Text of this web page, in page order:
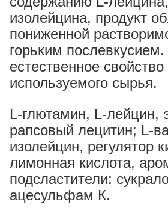
изолейцина, продукт
пониженной
горьким
естественное свойство
используемого сырья.
L-глютамин, L-лейцин,
рапсовый лецитин; L-
изолейцин, регулятор
лимонная кислота,
подсластители:
ацесульфам К.